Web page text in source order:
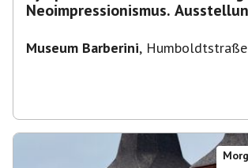
Neoimpressionismus.
Museum Barberini,